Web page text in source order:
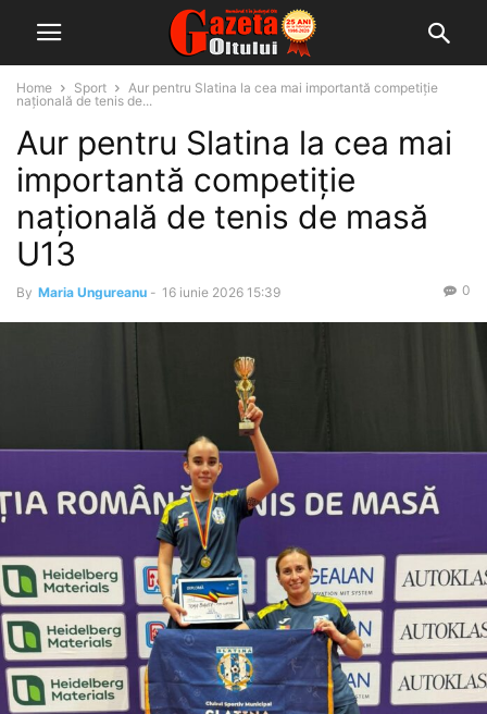
Home Sport
Aur pentru Slatina la cea mai importantă competiție
națională de tenis de...
Aur pentru Slatina la cea mai
importantă competiție
națională de tenis de masă
U13
By Maria Ungureanu - 16 iunie 2026 15:39 0